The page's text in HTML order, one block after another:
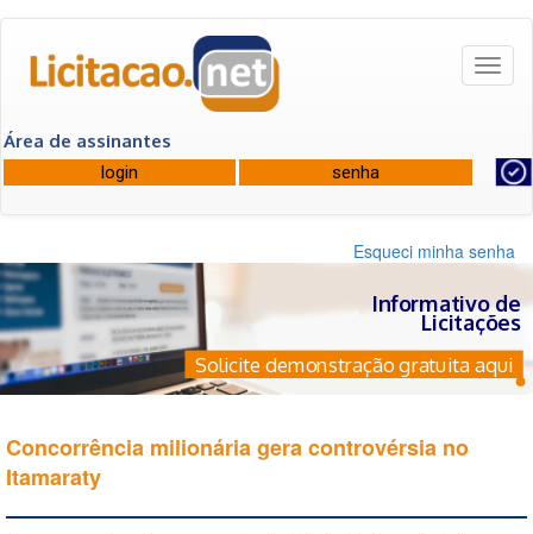
Área de assinantes
Esqueci minha senha
Informativo de
Licitações
Solicite demonstração gratuita aqui
Concorrência milionária gera controvérsia no
Itamaraty